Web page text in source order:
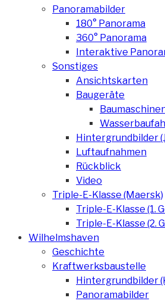
Panoramabilder
180° Panorama
360° Panorama
Interaktive
Sonstiges
Ansichtskarten
Baugeräte
Hintergrundbilder
Luftaufnahmen
Rückblick
Video
Triple-E-Klasse (Maersk)
Triple-E-Klasse (1.
Triple-E-Klasse (2.
Wilhelmshaven
Geschichte
Kraftwerksbaustelle
Hintergrundbilder
Panoramabilder